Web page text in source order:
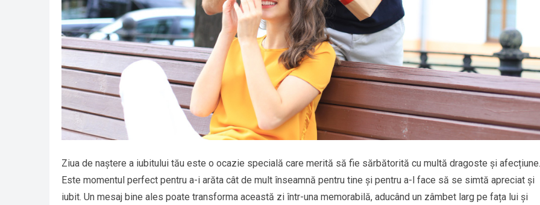
Ziua de naștere a iubitului tău este o ocazie specială care merită să fie sărbătorită cu multă dragoste și afecțiune.
Este momentul perfect pentru a-i arăta cât de mult înseamnă pentru tine și pentru a-l face să se simtă apreciat și
iubit. Un mesaj bine ales poate transforma această zi într-una memorabilă, aducând un zâmbet larg pe fața lui și